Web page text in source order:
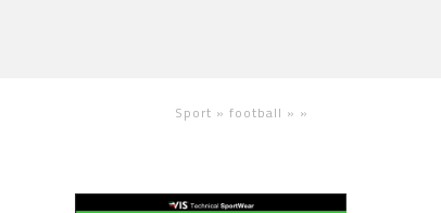
Sport » football » »